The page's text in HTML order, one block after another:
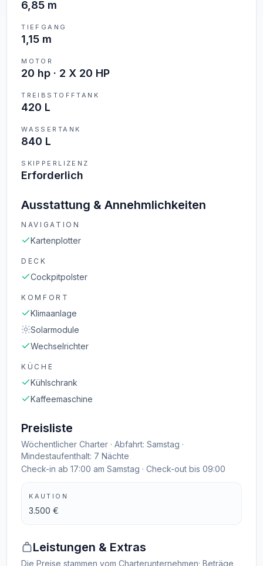
6,85 m
TIEFGANG
1,15 m
MOTOR
20 hp · 2 X 20 HP
TREIBSTOFFTANK
420 L
WASSERTANK
840 L
SKIPPERLIZENZ
Erforderlich
Ausstattung & Annehmlichkeiten
NAVIGATION
Kartenplotter
DECK
Cockpitpolster
KOMFORT
Klimaanlage
Solarmodule
Wechselrichter
KÜCHE
Kühlschrank
Kaffeemaschine
Preisliste
Wöchentlicher Charter · Abfahrt: Samstag ·
Mindestaufenthalt: 7 Nächte
Check-in ab 17:00 am Samstag · Check-out bis 09:00
KAUTION
3.500 €
Leistungen & Extras
Die Preise stammen vom Charterunternehmen; Beträge